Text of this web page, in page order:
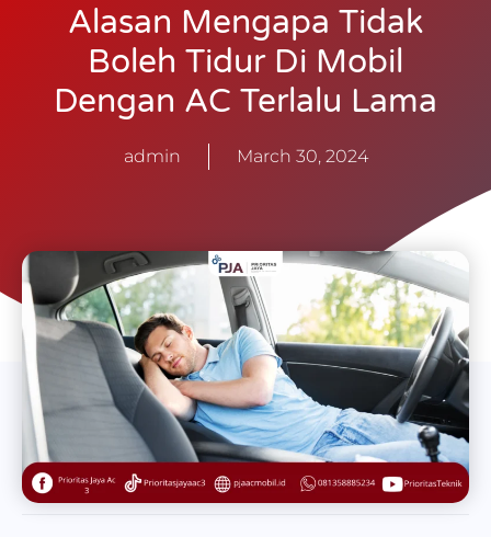
Alasan Mengapa Tidak
Boleh Tidur Di Mobil
Dengan AC Terlalu Lama
admin March 30, 2024